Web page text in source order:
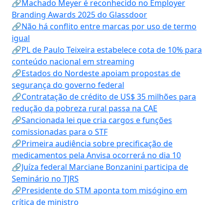
🔗Machado Meyer é reconhecido no Employer
Branding Awards 2025 do Glassdoor
🔗Não há conflito entre marcas por uso de termo
igual
🔗PL de Paulo Teixeira estabelece cota de 10% para
conteúdo nacional em streaming
🔗Estados do Nordeste apoiam propostas de
segurança do governo federal
🔗Contratação de crédito de US$ 35 milhões para
redução da pobreza rural passa na CAE
🔗Sancionada lei que cria cargos e funções
comissionadas para o STF
🔗Primeira audiência sobre precificação de
medicamentos pela Anvisa ocorrerá no dia 10
🔗Juíza federal Marciane Bonzanini participa de
Seminário no TJRS
🔗Presidente do STM aponta tom misógino em
crítica de ministro